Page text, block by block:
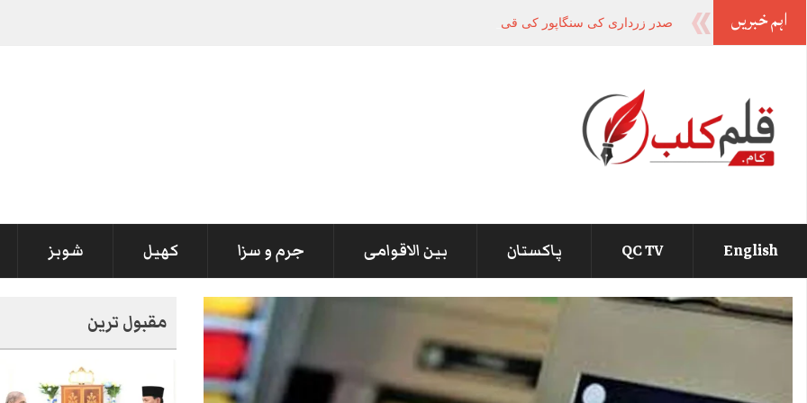
اہم خبریں صدر زرداری کی سنگاپور کی قیادت کو قومی دن پر مبارکباد
English
QC TV پاکستان بین الاقوامی جرم و سزا کھیل شوبز
مقبول ترین